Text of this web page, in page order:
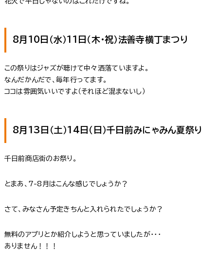
8月10日（水）11日（木・祝）法善寺横丁まつり
この祭りはジャズが聴けて中々洒落ていますよ。
なんだかんだで、毎年行ってます。
ココは雰囲気いいですよ（それほど混まないし）
8月13日（土）14日（日）千日前みにゃみん夏祭り
千日前商店街のお祭り。
とまあ、7-8月はこんな感じでしょうか？
さて、みなさん予定きちんと入れられたでしょうか？
無料のアプリとか紹介しようと思っていましたが・・・
ありません！！！